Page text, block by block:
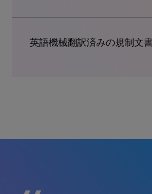
英語機械翻訳済みの規制文